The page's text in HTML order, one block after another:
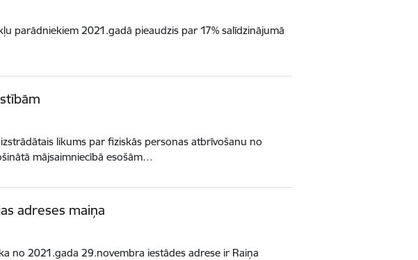
parādniekiem 2021.gadā pieaudzis par 17% salīdzinājumā
likums par fiziskās personas atbrīvošanu no
mājsaimniecībā esošām…
adreses maiņa
no 2021.gada 29.novembra iestādes adrese ir Raiņa